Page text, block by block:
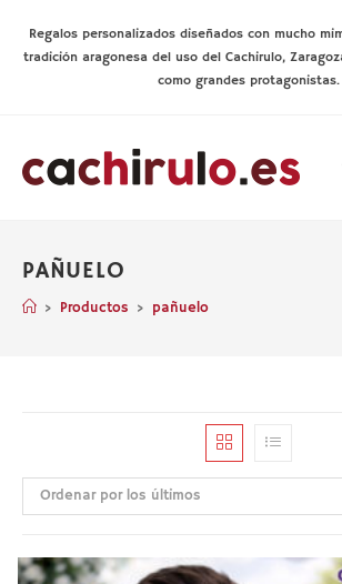
contenido
Regalos personalizados diseñados con mucho
tradición aragonesa del uso del Cachirulo,
como grandes protagonistas.
PAÑUELO
> Productos > pañuelo
Ordenar por los últimos